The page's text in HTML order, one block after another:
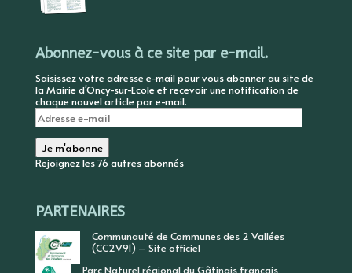
Abonnez-vous à ce site par e-mail.
Saisissez votre adresse e-mail pour vous abonner au site de
la Mairie d'Oncy-sur-Ecole et recevoir une notification de
chaque nouvel article par e-mail.
Adresse
e-
mail
Je m'abonne
Rejoignez les 76 autres abonnés
PARTENAIRES
Communauté de Communes des 2 Vallées
(CC2V91) – Site officiel
Parc Naturel régional du Gâtinais français